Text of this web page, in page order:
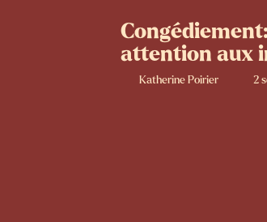
Congédiement:
attention aux
Katherine Poirier 2